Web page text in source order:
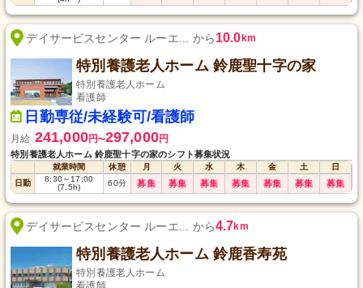
デイサービスセンター ルーエ... から10.0km
特別養護老人ホーム 鈴鹿聖十字の家
特別養護老人ホーム
看護師
日勤専従/未経験可/看護師
月給 241,000円〜297,000円
特別養護老人ホーム 鈴鹿聖十字の家のシフト募集状況
就業時間 休憩 月 火 水 木 金 土
日
日勤
8:30～17:00
(7.5h)
60分 募集 募集 募集 募集 募集 募集 募集
デイサービスセンター ルーエ... から4.7km
特別養護老人ホーム 鈴鹿香寿苑
特別養護老人ホーム